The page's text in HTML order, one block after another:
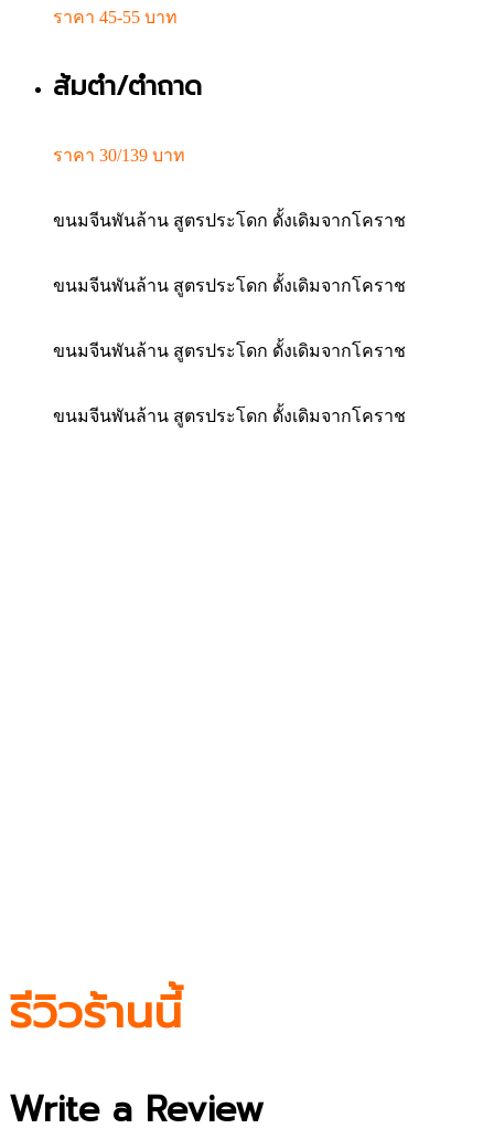
ราคา 45-55 บาท
ส้มตำ/ตำถาด
ราคา 30/139 บาท
ขนมจีนพันล้าน สูตรประโดก ดั้งเดิมจากโคราช
ขนมจีนพันล้าน สูตรประโดก ดั้งเดิมจากโคราช
ขนมจีนพันล้าน สูตรประโดก ดั้งเดิมจากโคราช
ขนมจีนพันล้าน สูตรประโดก ดั้งเดิมจากโคราช
รีวิวร้านนี้
Write a Review